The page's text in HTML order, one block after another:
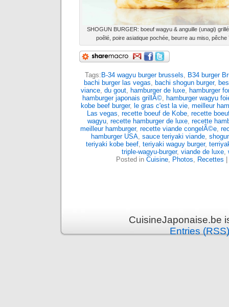
SHOGUN BURGER: boeuf wagyu & anguille (unagi)
poêlé, poire asiatique pochée, beurre au miso,
Tags:B-34 wagyu burger brussels
B34 burger
bachi burger las vegas bachi shogun burger,
viance, du gout, hamburger de luxe, hamburger
hamburger japonais grillÃ©, hamburger wagyu
kobe beef burger, le gras c'est la vie meilleur
Las vegas recette boeuf de Kobe recette
wagyu recette hamburger de luxe recette
meilleur hamburger, recette viande congelÃ©e
hamburger USA, sauce teriyaki viande,
teriyaki kobe beef, teriyaki waguy burger,
triple-wagyu-burger, viande de luxe,
Posted in Cuisine, Photos Recettes |
CuisineJaponaise.be
Entries (RSS)